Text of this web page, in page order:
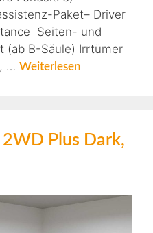
Paket– Driver
Seiten- und
(ab B-Säule) Irrtümer
… Weiterlesen
Plus Dark,